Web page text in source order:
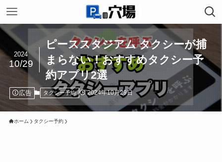
ピーススタジアム タクシーが捕
まらない！おすすめタクシー予
約アプリ2選
2024
10/29
広告 タクシー予約 2024年10月29日
ホーム タクシー予約